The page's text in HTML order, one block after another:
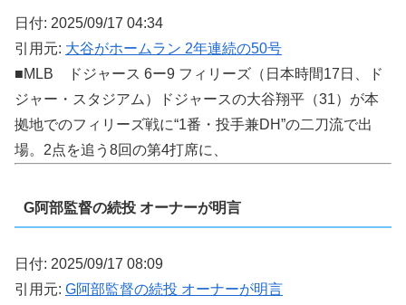
日付: 2025/09/17 04:34
引用元: 大谷がホームラン 2年連続の50号
■MLB ドジャース 6ー9 フィリーズ（日本時間17日、ド
ジャー・スタジアム）ドジャースの大谷翔平（31）が本
拠地でのフィリーズ戦に“1番・投手兼DH”の二刀流で出
場。2点を追う8回の第4打席に、
G阿部監督の続投 オーナーが明言
日付: 2025/09/17 08:09
引用元: G阿部監督の続投 オーナーが明言